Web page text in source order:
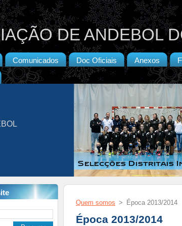
DE ANDEBOL
Comunicados Doc Oficiais Anexos
Quem somos > Época 2013/2014
Época 2013/2014